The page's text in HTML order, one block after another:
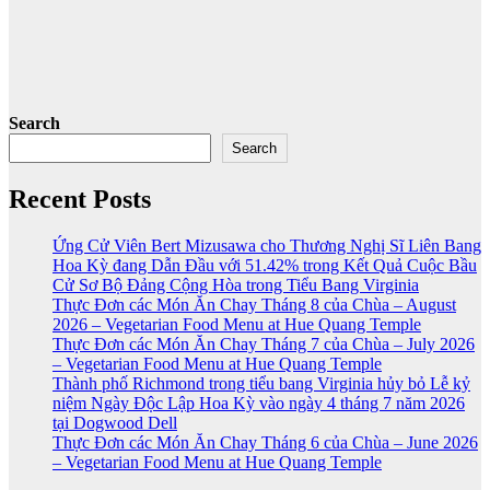
Search
Search
Recent Posts
Ứng Cử Viên Bert Mizusawa cho Thương Nghị Sĩ Liên Bang
Hoa Kỳ đang Dẫn Đầu với 51.42% trong Kết Quả Cuộc Bầu
Cử Sơ Bộ Đảng Cộng Hòa trong Tiểu Bang Virginia
Thực Đơn các Món Ăn Chay Tháng 8 của Chùa – August
2026 – Vegetarian Food Menu at Hue Quang Temple
Thực Đơn các Món Ăn Chay Tháng 7 của Chùa – July 2026
– Vegetarian Food Menu at Hue Quang Temple
Thành phố Richmond trong tiểu bang Virginia hủy bỏ Lễ kỷ
niệm Ngày Độc Lập Hoa Kỳ vào ngày 4 tháng 7 năm 2026
tại Dogwood Dell
Thực Đơn các Món Ăn Chay Tháng 6 của Chùa – June 2026
– Vegetarian Food Menu at Hue Quang Temple